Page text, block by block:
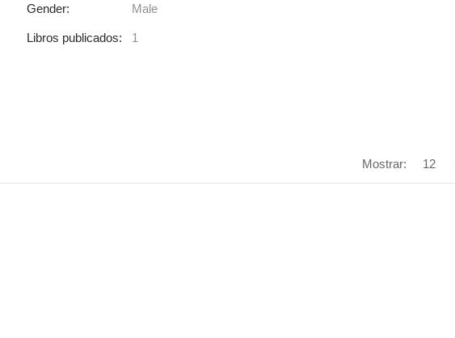
Gender: Male
Libros publicados: 1
Mostrar: 12